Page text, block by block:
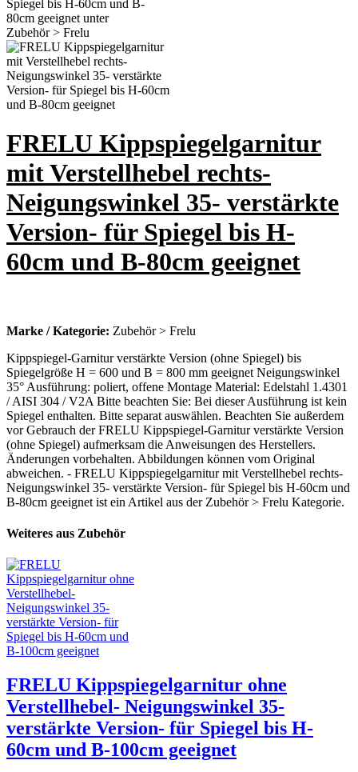
FRELU Kippspiegelgarnitur
mit Verstellhebel rechts-
Neigungswinkel 35- verstärkte
Version- für Spiegel bis H-
60cm und B-80cm geeignet
Marke / Kategorie: Zubehör > Frelu
Kippspiegel-Garnitur verstärkte Version (ohne Spiegel) bis
Spiegelgröße H = 600 und B = 800 mm geeignet Neigungswinkel
35° Ausführung: poliert, offene Montage Material: Edelstahl 1.4301
/ AISI 304 / V2A Bitte beachten Sie: Bei dieser Ausführung ist kein
Spiegel enthalten. Bitte separat auswählen. Beachten Sie außerdem
vor Gebrauch der FRELU Kippspiegel-Garnitur verstärkte Version
(ohne Spiegel) aufmerksam die Anweisungen des Herstellers.
Änderungen vorbehalten. Abbildungen können vom Original
abweichen. - FRELU Kippspiegelgarnitur mit Verstellhebel rechts-
Neigungswinkel 35- verstärkte Version- für Spiegel bis H-60cm und
B-80cm geeignet ist ein Artikel aus der Zubehör > Frelu Kategorie.
Weiteres aus Zubehör
FRELU Kippspiegelgarnitur ohne
Verstellhebel- Neigungswinkel 35-
verstärkte Version- für Spiegel bis H-
60cm und B-100cm geeignet